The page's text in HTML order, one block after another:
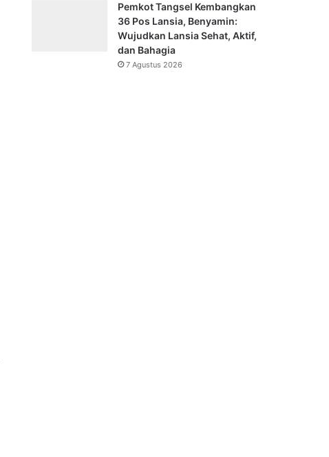
Pemkot Tangsel Kembangkan
36 Pos Lansia, Benyamin:
Wujudkan Lansia Sehat, Aktif,
dan Bahagia
7 Agustus 2026